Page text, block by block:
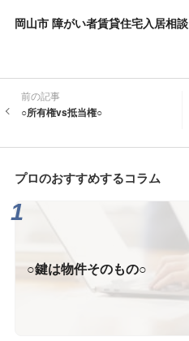
岡山市 障がい者賃貸住宅入居相談
前の記事
○所有権vs抵当権○
プロのおすすめするコラム
○鍵は物件そのもの○